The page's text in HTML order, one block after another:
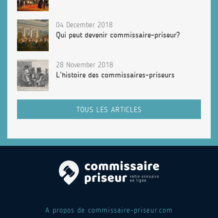
04 December 2018
Qui peut devenir commissaire-priseur?
28 November 2018
L’histoire des commissaires-priseurs
TOUS LES ARTICLES
A propos de commissaire-priseur.com